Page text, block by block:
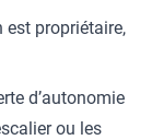
est propriétaire,
d’autonomie
ou les